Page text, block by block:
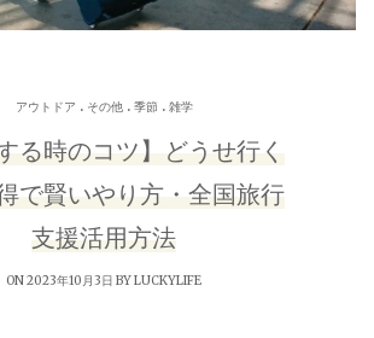
アウトドア . その他. 季節 . 雑学
る時のコツ】どうせ行く
で賢いやり方・全国旅行
支援活用方法
ON 2023年10月3日 BYLUCKYLIFE